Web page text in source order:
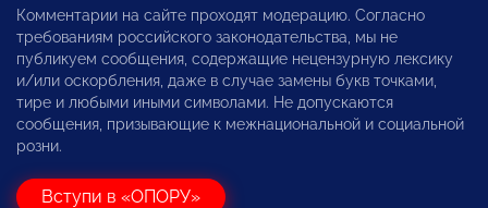
Комментарии на сайте проходят модерацию. Согласно
требованиям российского законодательства, мы не
публикуем сообщения, содержащие нецензурную лексику
и/или оскорбления, даже в случае замены букв точками,
тире и любыми иными символами. Не допускаются
сообщения, призывающие к межнациональной и социальной
розни.
Вступи в «ОПОРУ»